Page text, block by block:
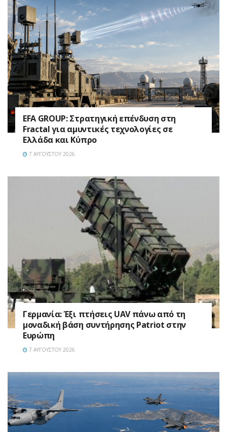
EFA GROUP: Στρατηγική επένδυση στη
Fractal για αμυντικές τεχνολογίες σε
Ελλάδα και Κύπρο
7 ΑΥΓΟΎΣΤΟΥ 2026
Γερμανία: Έξι πτήσεις UAV πάνω από τη
μοναδική βάση συντήρησης Patriot στην
Ευρώπη
7 ΑΥΓΟΎΣΤΟΥ 2026